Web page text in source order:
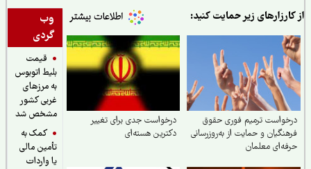
وب
گردی
قیمت
بلیط اتوبوس
به مرزهای
غربی کشور
مشخص شد
کمک به
تأمین مالی
یا واردات
زیر حمایت کنید:
ترمیم فوری حقوق
و حمایت از به‌روزرسانی
معلمان
درخواست جدی برای تغییر
دکترین هسته‌ای